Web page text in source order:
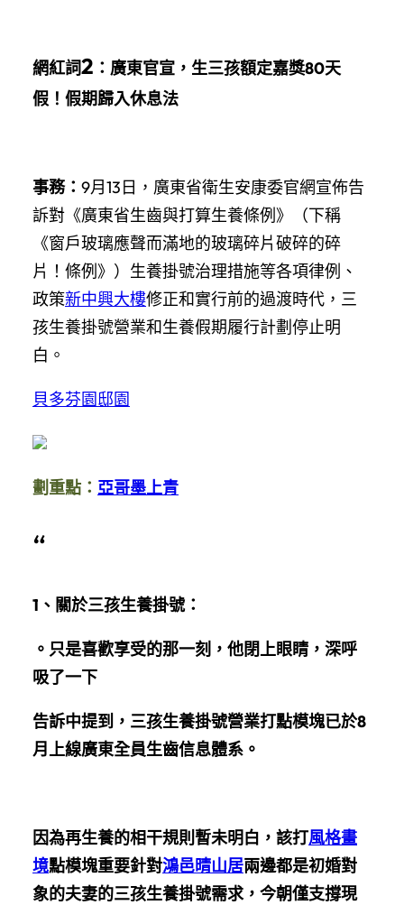
網紅詞2 ： 廣東官宣，生三孩額定嘉獎80天
假！假期歸入休息法
事務： 9月13日，廣東省衛生安康委官網宣佈告
訴對《廣東省生齒與打算生養條例》（下稱
《窗戶玻璃應聲而滿地的玻璃碎​​片破碎的碎
片！條例》）生養掛號治理措施等各項律例、
政策新中興大樓修正和實行前的過渡時代，三
孩生養掛號營業和生養假期履行計劃停止明
白。
貝多芬園邸園
劃重點： 亞哥墨上青
“
1、 關於三孩生養掛號：
。只是喜歡享受的那一刻，他閉上眼睛，深呼
吸了一下
告訴中提到，三孩生養掛號營業打點模塊已於8
月上線廣東全員生齒信息體系。
因為再生養的相干規則暫未明白，該打風格畫
境點模塊重要針對鴻邑晴山居兩邊都是初婚對
象的夫妻的三孩生養掛號需求，今朝僅支撐現